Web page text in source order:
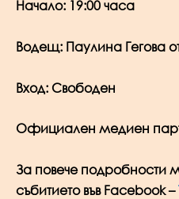
Начало: 19:00 часа
Водещ: Паулина Гегова
Вход: Свободен
Официален медиен
За повече подробности
събитието във Facebook –